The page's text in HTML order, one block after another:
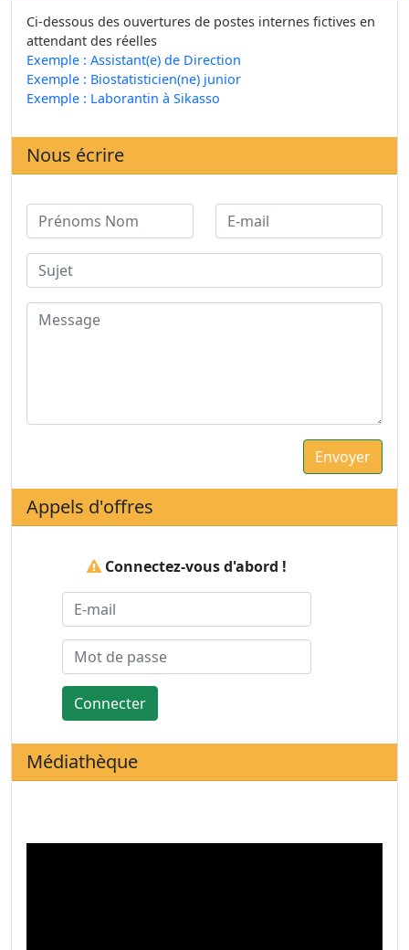
Ci-dessous des ouvertures de postes internes fictives en
attendant des réelles
Exemple : Assistant(e) de Direction
Exemple : Biostatisticien(ne) junior
Exemple : Laborantin à Sikasso
Nous écrire
Appels d'offres
Connectez-vous d'abord !
Connecter
Médiathèque